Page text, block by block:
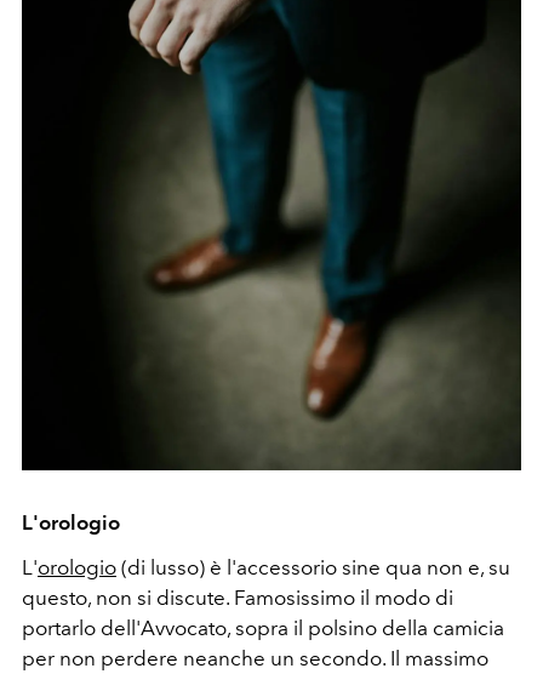
L'orologio
L'orologio (di lusso) è l'accessorio sine qua non e, su
questo, non si discute. Famosissimo il modo di
portarlo dell'Avvocato, sopra il polsino della camicia
per non perdere neanche un secondo. Il massimo